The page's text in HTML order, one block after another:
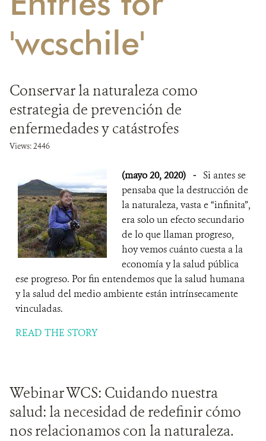
DONA
'wcschile'
Conservar la naturaleza como
estrategia de prevención de
enfermedades y catástrofes
Views: 2446
(mayo 20, 2020) - Si antes se
pensaba que la destrucción de
la naturaleza, vasta e “infinita”,
era solo un efecto secundario
de lo que llaman progreso,
hoy vemos cuánto cuesta a la
economía y la salud pública
ese progreso. Por fin entendemos que la salud humana
y la salud del medio ambiente están intrínsecamente
vinculadas.
READ THE STORY
Webinar WCS: Cuidando nuestra
salud: la necesidad de redefinir cómo
nos relacionamos con la naturaleza.